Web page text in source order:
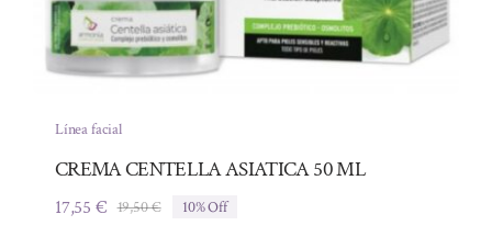
Línea facial
CREMA CENTELLA ASIATICA 50 ML
19,50€El
17,55 €
El
10% Off